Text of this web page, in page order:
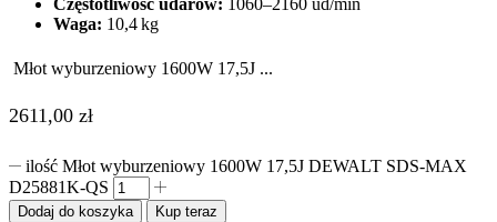
Waga: 10,4 kg
Młot wyburzeniowy 1600W 17,5J ...
2611,00 zł
ilość Młot wyburzeniowy 1600W 17,5J DEWALT SDS-MAX
D25881K-QS
Dodaj do koszyka Kup teraz